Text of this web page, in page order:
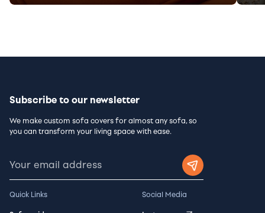
Subscribe to our newsletter
We make custom sofa covers for almost any sofa, so
you can transform your living space with ease.
Quick Links Social Media